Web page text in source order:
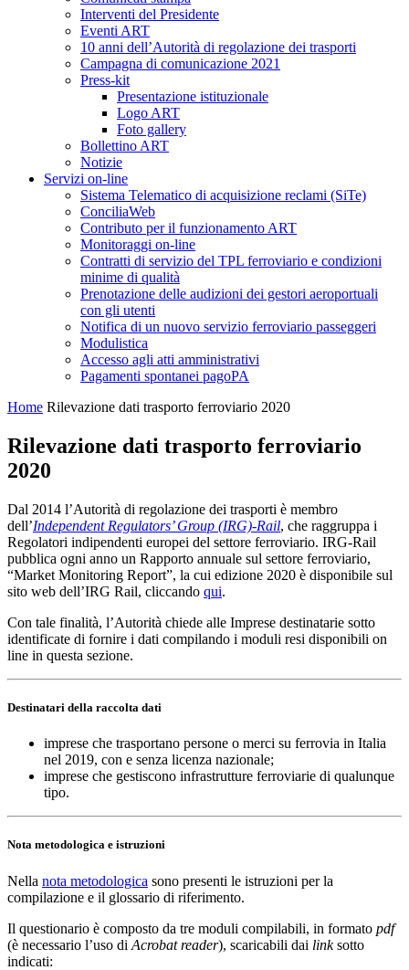
Interventi del Presidente
Eventi ART
10 anni dell’Autorità di regolazione dei trasporti
Campagna di comunicazione 2021
Press-kit
Presentazione istituzionale
Logo ART
Foto gallery
Bollettino ART
Notizie
Servizi on-line
Sistema Telematico di acquisizione reclami (SiTe)
ConciliaWeb
Contributo per il funzionamento ART
Monitoraggi on-line
Contratti di servizio del TPL ferroviario e condizioni
minime di qualità
Prenotazione delle audizioni dei gestori aeroportuali
con gli utenti
Notifica di un nuovo servizio ferroviario passeggeri
Modulistica
Accesso agli atti amministrativi
Pagamenti spontanei pagoPA
Home Rilevazione dati trasporto ferroviario 2020
Rilevazione dati trasporto ferroviario
2020
Dal 2014 l’Autorità di regolazione dei trasporti è membro
dell’Independent Regulators’ Group (IRG)-Rail, che raggruppa i
Regolatori indipendenti europei del settore ferroviario. IRG-Rail
pubblica ogni anno un Rapporto annuale sul settore ferroviario,
“Market Monitoring Report”, la cui edizione 2020 è disponibile sul
sito web dell’IRG Rail, cliccando qui.
Con tale finalità, l’Autorità chiede alle Imprese destinatarie sotto
identificate di fornire i dati compilando i moduli resi disponibili on
line in questa sezione.
Destinatari della raccolta dati
imprese che trasportano persone o merci su ferrovia in Italia
nel 2019, con e senza licenza nazionale;
imprese che gestiscono infrastrutture ferroviarie di qualunque
tipo.
Nota metodologica e istruzioni
Nella nota metodologica sono presenti le istruzioni per la
compilazione e il glossario di riferimento.
Il questionario è composto da tre moduli compilabili, in formato pdf
(è necessario l’uso di Acrobat reader), scaricabili dai linksotto
indicati: